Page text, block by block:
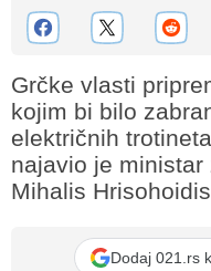
Grčke vlasti
kojim bi bilo
električnih
najavio je
Mihalis
Dodaj 021.rs